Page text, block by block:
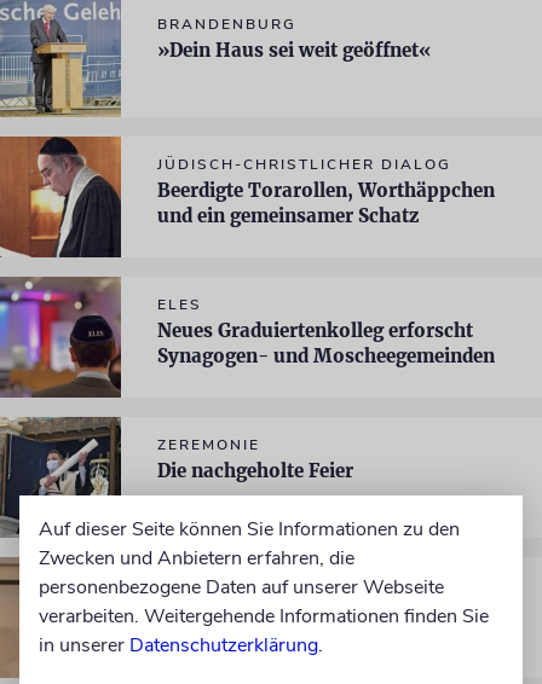
BRANDENBURG
»Dein Haus sei weit geöffnet«
JÜDISCH-CHRISTLICHER DIALOG
Beerdigte Torarollen, Worthäppchen
und ein gemeinsamer Schatz
ELES
Neues Graduiertenkolleg erforscht
Synagogen- und Moscheegemeinden
ZEREMONIE
Die nachgeholte Feier
BERLIN
Segen per Zoom
Auf dieser Seite können Sie Informationen zu den
Zwecken und Anbietern erfahren, die
personenbezogene Daten auf unserer Webseite
verarbeiten. Weitergehende Informationen finden Sie
in unserer Datenschutzerklärung.